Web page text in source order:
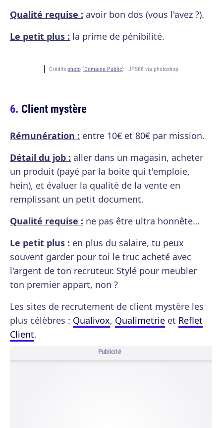
Qualité requise : avoir bon dos (vous l'avez ?).
Le petit plus : la prime de pénibilité.
Crédits photo(Domaine Public) : JPS68 via photoshop
Client mystère
Rémunération : entre 10€ et 80€ par mission.
Détail du job : aller dans un magasin, acheter
un produit (payé par la boite qui t'emploie,
hein), et évaluer la qualité de la vente en
remplissant un petit document.
Qualité requise : ne pas être ultra honnête…
Le petit plus : en plus du salaire, tu peux
souvent garder pour toi le truc acheté avec
l'argent de ton recruteur. Stylé pour meubler
ton premier appart, non ?
Les sites de recrutement de client mystère les
plus célèbres : Qualivox, Qualimetrie et Reflet
Client.
Publicité